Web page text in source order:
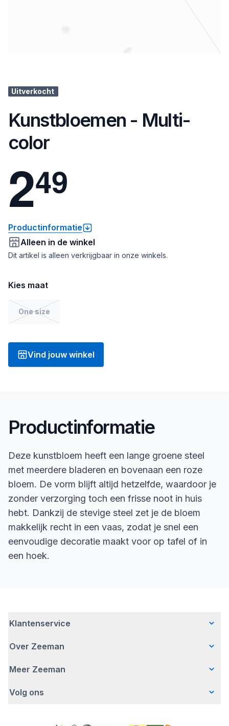
Uitverkocht
Kunstbloemen - Multi-
color
249
Productinformatie
Alleen in de winkel
Dit artikel is alleen verkrijgbaar in onze winkels.
Kies maat
One size
Vind jouw winkel
Productinformatie
Deze kunstbloem heeft een lange groene steel
met meerdere bladeren en bovenaan een roze
bloem. De vorm blijft altijd hetzelfde, waardoor je
zonder verzorging toch een frisse noot in huis
hebt. Dankzij de stevige steel zet je de bloem
makkelijk recht in een vaas, zodat je snel een
eenvoudige decoratie maakt voor op tafel of in
een hoek.
Klantenservice
Veelgestelde vragen
Bezorgen
Retourneren
Over Zeeman
Wie wij zijn
Hoe wij verantwoord ondernemen
Meer Zeeman
Veiligheidswaarschuwing
Volg ons